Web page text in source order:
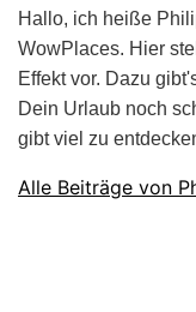
Hallo, ich heiße
WowPlaces. Hier
Effekt vor. Dazu
Dein Urlaub noch
gibt viel zu
Alle Beiträge von